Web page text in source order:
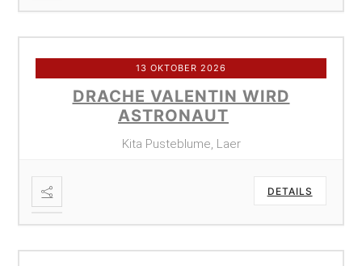
13 OKTOBER 2026
DRACHE VALENTIN WIRD
ASTRONAUT
Kita Pusteblume, Laer
DETAILS